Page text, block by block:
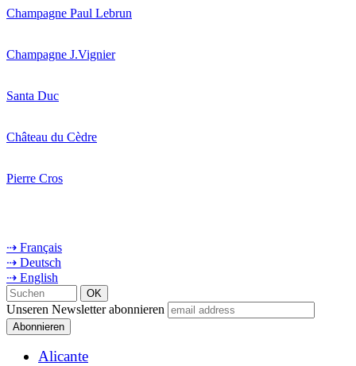
Champagne Paul Lebrun
Champagne J.Vignier
Santa Duc
Château du Cèdre
Pierre Cros
⇢ Français
⇢ Deutsch
⇢ English
Unseren Newsletter abonnieren
Alicante